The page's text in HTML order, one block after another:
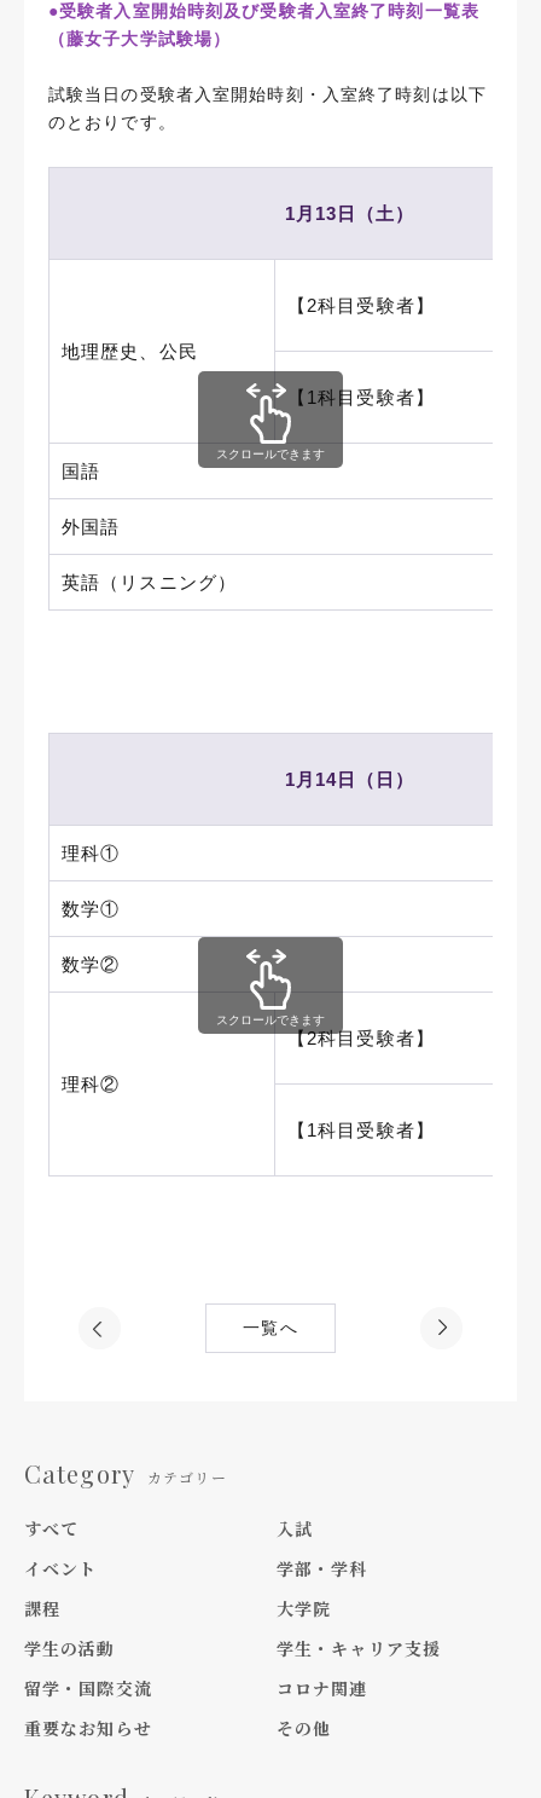
●受験者入室開始時刻及び受験者入室終了時刻一覧表
（藤女子大学試験場）
試験当日の受験者入室開始時刻・入室終了時刻は以下
のとおりです。
1月13日（土）
地理歴史、公民
【2科目受験者】
【1科目受験者】
国語
外国語
英語（リスニング）
スクロールできます
1月14日（日）
理科①
数学①
数学②
理科②
【2科目受験者】
【1科目受験者】
スクロールできます
一覧へ
Category カテゴリー
すべて
入試
イベント
学部・学科
課程
大学院
学生の活動
学生・キャリア支援
留学・国際交流
コロナ関連
重要なお知らせ
その他